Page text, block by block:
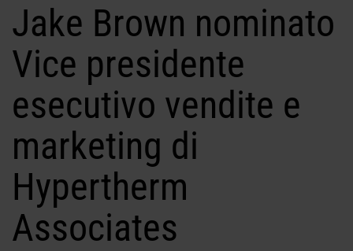
Gruppo Software
ITALIANO
Accedi a Xnet
Nome utente
Password
Contattaci Accesso a Xnet
Prodotti
Jake Brown nominato
Vice presidente
esecutivo vendite e
marketing di
Hypertherm
Associates